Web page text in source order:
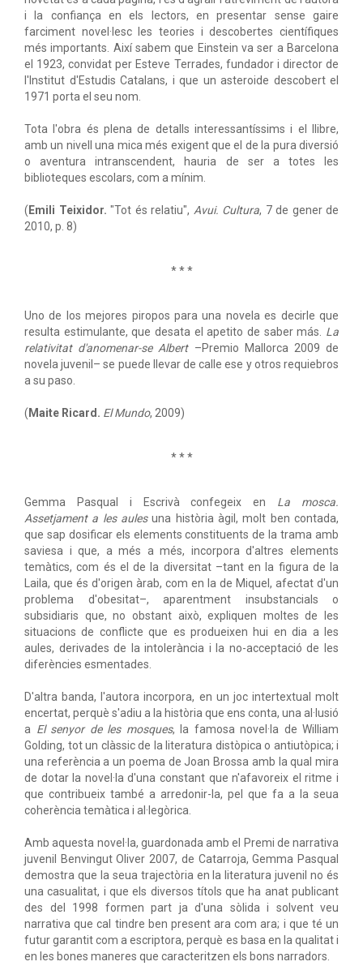
i la confiança en els lectors, en presentar sense gaire
farciment novel·lesc les teories i descobertes científiques
més importants. Així sabem que Einstein va ser a Barcelona
el 1923, convidat per Esteve Terrades, fundador i director de
l'Institut d'Estudis Catalans, i que un asteroide descobert el
1971 porta el seu nom.
Tota l'obra és plena de detalls interessantíssims i el llibre,
amb un nivell una mica més exigent que el de la pura diversió
o aventura intranscendent, hauria de ser a totes les
biblioteques escolars, com a mínim.
( Emili Teixidor. "Tot és relatiu", Avui. Cultura, 7 de gener de
2010, p. 8)
* * *
Uno de los mejores piropos para una novela es decirle que
resulta estimulante, que desata el apetito de saber más. La
relativitat d'anomenar-se Albert–Premio Mallorca 2009 de
novela juvenil– se puede llevar de calle ese y otros requiebros
a su paso.
( Maite Ricard. El Mundo, 2009)
* * *
Gemma Pasqual i Escrivà confegeix en La mosca.
Assetjament a les aulesuna història àgil, molt ben contada,
que sap dosificar els elements constituents de la trama amb
saviesa i que, a més a més, incorpora d'altres elements
temàtics, com és el de la diversitat –tant en la figura de la
Laila, que és d'origen àrab, com en la de Miquel, afectat d'un
problema d'obesitat–, aparentment insubstancials o
subsidiaris que, no obstant això, expliquen moltes de les
situacions de conflicte que es produeixen hui en dia a les
aules, derivades de la intolerància i la no-acceptació de les
diferències esmentades.
D'altra banda, l'autora incorpora, en un joc intertextual molt
encertat, perquè s'adiu a la història que ens conta, una al·lusió
a El senyor de les mosques, la famosa novel·la de William
Golding, tot un clàssic de la literatura distòpica o antiutòpica; i
una referència a un poema de Joan Brossa amb la qual mira
de dotar la novel·la d'una constant que n'afavoreix el ritme i
que contribueix també a arredonir-la, pel que fa a la seua
coherència temàtica i al·legòrica.
Amb aquesta novel·la, guardonada amb el Premi de narrativa
juvenil Benvingut Oliver 2007, de Catarroja, Gemma Pasqual
demostra que la seua trajectòria en la literatura juvenil no és
una casualitat, i que els diversos títols que ha anat publicant
des del 1998 formen part ja d'una sòlida i solvent veu
narrativa que cal tindre ben present ara com ara; i que té un
futur garantit com a escriptora, perquè es basa en la qualitat i
en les bones maneres que caracteritzen els bons narradors.